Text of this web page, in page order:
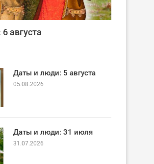
августа
Даты и люди: 5 августа
05.08.2026
Даты и люди: 31 июля
31.07.2026